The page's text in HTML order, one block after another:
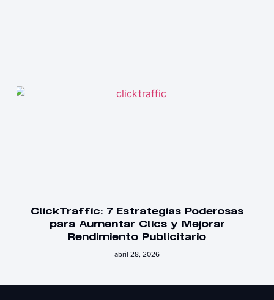
ClickTraffic: 7 Estrategias Poderosas
para Aumentar Clics y Mejorar
Rendimiento Publicitario
abril 28, 2026